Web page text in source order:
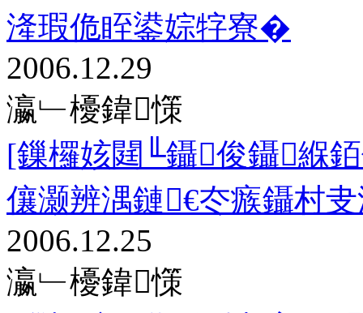
湰瑕佹眰鍙婃牸寮�
2006.12.29
瀛﹂櫌鍏憡
[鏁欏姟閮╙鑷俊鑷緥
儴灏辨湡鏈€冭瘯鑷村
2006.12.25
瀛﹂櫌鍏憡